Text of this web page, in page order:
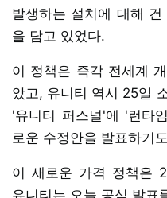
발생하는 설치에 대해
을 담고 있었다.
이 정책은 즉각 전세계
았고, 유니티 역시 25일
'유니티 퍼스널'에 '런타
로운 수정안을 발표하기
이 새로운 가격 정책은
유니티는 오늘 공식 발표